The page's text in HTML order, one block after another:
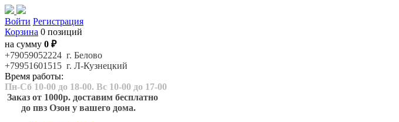
Войти Регистрация
Корзина 0 позиций
на сумму 0 ₽
+79059052224 г. Белово
+79951601515 г. Л-Кузнецкий
Время работы:
Пн-Сб 10-00 до 18-00. Вс 10-00 до 17-00
Заказ от 1000р. доставим бесплатно
до пвз Озон у вашего дома.